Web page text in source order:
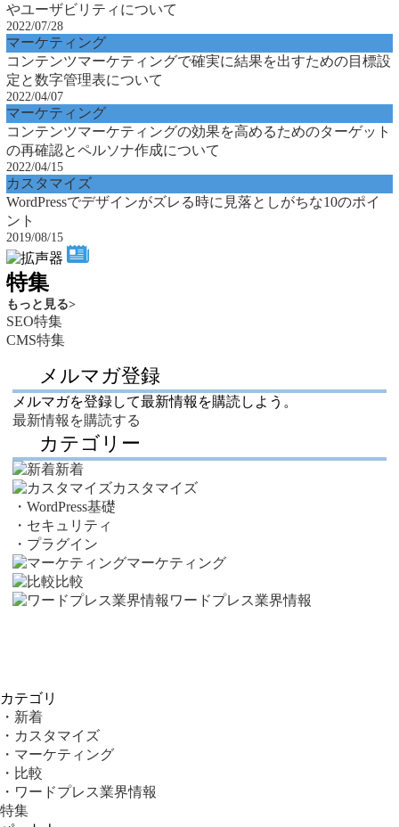
やユーザビリティについて
2022/07/28
マーケティング
コンテンツマーケティングで確実に結果を出すための目標設
定と数字管理表について
2022/04/07
マーケティング
コンテンツマーケティングの効果を高めるためのターゲット
の再確認とペルソナ作成について
2022/04/15
カスタマイズ
WordPressでデザインがズレる時に見落としがちな10のポイ
ント
2019/08/15
特集
もっと見る>
SEO特集
CMS特集
メルマガ登録
メルマガを登録して最新情報を購読しよう。
最新情報を購読する
カテゴリー
新着
カスタマイズ
・WordPress基礎
・セキュリティ
・プラグイン
マーケティング
比較
ワードプレス業界情報
カテゴリ
・新着
・カスタマイズ
・マーケティング
・比較
・ワードプレス業界情報
特集